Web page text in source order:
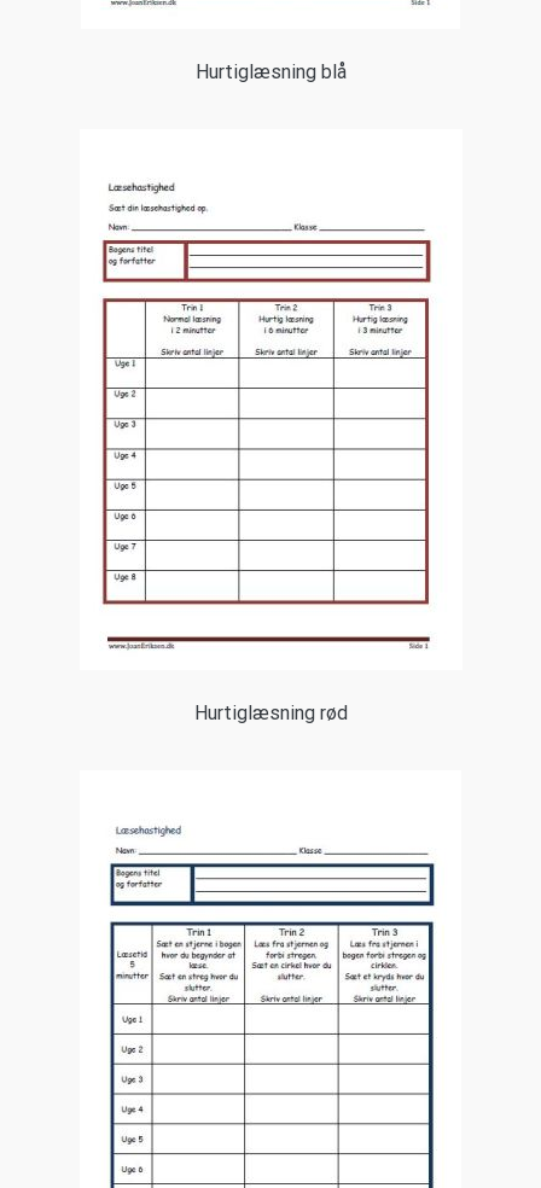
Hurtiglæsning blå
Hurtiglæsning rød